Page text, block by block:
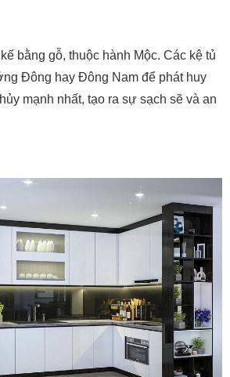
bằng gỗ, thuộc hành Mộc. Các kệ tủ
Đông hay Đông Nam để phát huy
mạnh nhất, tạo ra sự sạch sẽ và an